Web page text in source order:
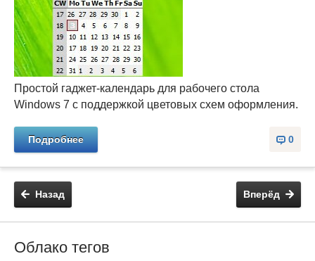
Простой гаджет-календарь для рабочего стола
Windows 7 с поддержкой цветовых схем оформления.
0
Подробнее
Вперёд
Назад
Облако тегов